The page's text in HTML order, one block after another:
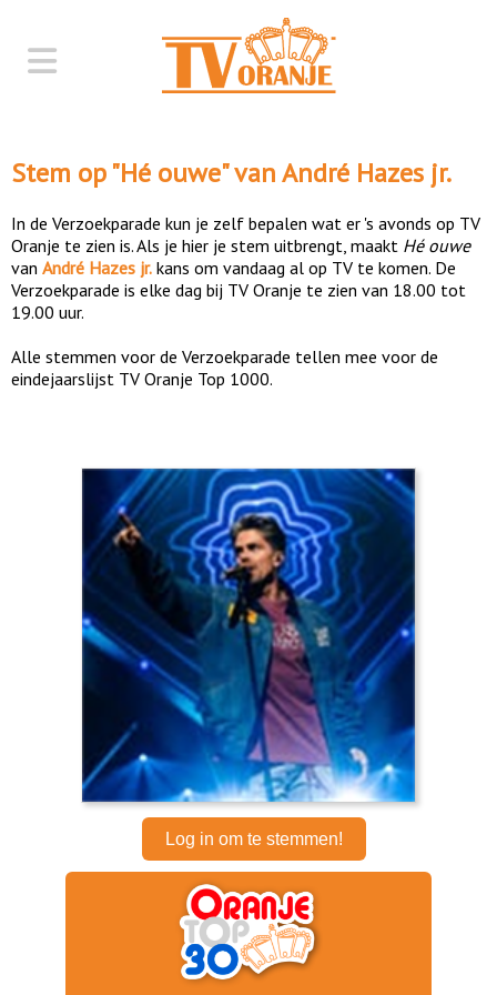
Stem op "Hé ouwe" vanAndré Hazes jr.
In de Verzoekparade kun je zelf bepalen wat er 's avonds op TV
Oranje te zien is. Als je hier je stem uitbrengt, maakt Hé ouwe
van André Hazes jr. kans om vandaag al op TV te komen. De
Verzoekparade is elke dag bij TV Oranje te zien van 18.00 tot
19.00 uur.
Alle stemmen voor de Verzoekparade tellen mee voor de
eindejaarslijst TV Oranje Top 1000.
Log in om te stemmen!